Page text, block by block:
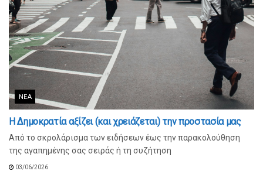
ΝΈΑ
Η Δημοκρατία αξίζει (και χρειάζεται) την προστασία μας
Από το σκρολάρισμα των ειδήσεων έως την παρακολούθηση
της αγαπημένης σας σειράς ή τη συζήτηση
03/06/2026